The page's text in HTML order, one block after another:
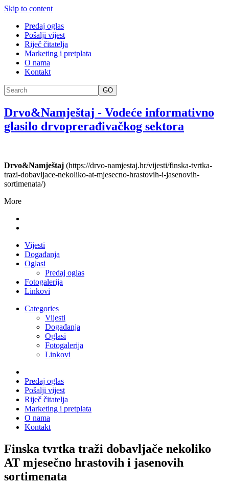
Skip to content
Predaj oglas
Pošalji vijest
Riječ čitatelja
Marketing i pretplata
O nama
Kontakt
GO
Drvo&Namještaj - Vodeće informativno
glasilo drvoprerađivačkog sektora
Drvo&Namještaj (https://drvo-namjestaj.hr/vijesti/finska-tvrtka-
trazi-dobavljace-nekoliko-at-mjesecno-hrastovih-i-jasenovih-
sortimenata/)
More
Vijesti
Događanja
Oglasi
Predaj oglas
Fotogalerija
Linkovi
Categories
Vijesti
Događanja
Oglasi
Fotogalerija
Linkovi
Predaj oglas
Pošalji vijest
Riječ čitatelja
Marketing i pretplata
O nama
Kontakt
Finska tvrtka traži dobavljače nekoliko
AT mjesečno hrastovih i jasenovih
sortimenata